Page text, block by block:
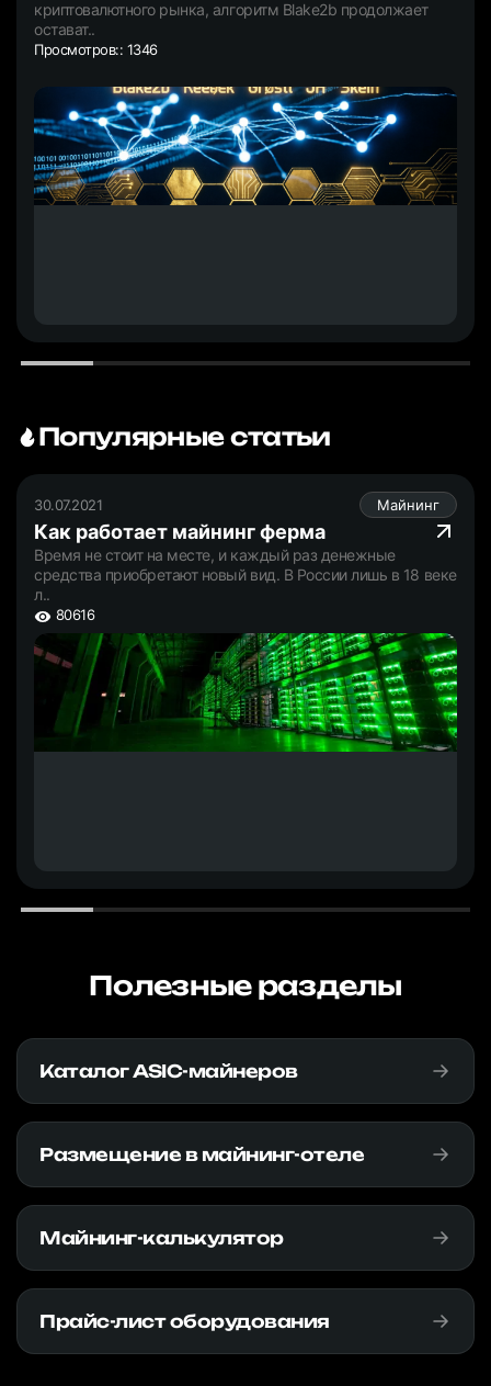
криптовалютного рынка, алгоритм Blake2b продолжает
остават..
Просмотров:: 1346
Популярные статьи
30.07.2021 Майнинг
Как работает майнинг ферма
Время не стоит на месте, и каждый раз денежные
средства приобретают новый вид. В России лишь в 18 веке
л..
80616
Полезные разделы
Каталог ASIC-майнеров
Размещение в майнинг-отеле
Майнинг-калькулятор
Прайс-лист оборудования